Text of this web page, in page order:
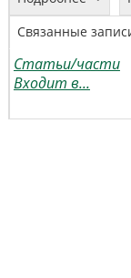
Связанные
Статьи/части
Входит в...